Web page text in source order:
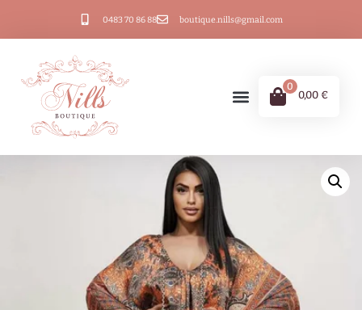
0483 70 86 88 boutique.nills@gmail.com
0
0,00 €